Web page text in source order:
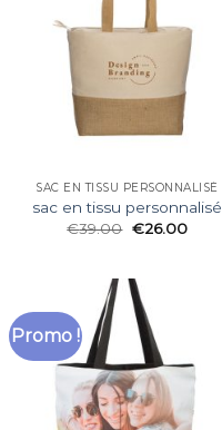
SAC EN TISSU PERSONNALISÉ
sac en tissu personnalisé
€39.00 €26.00
Promo !